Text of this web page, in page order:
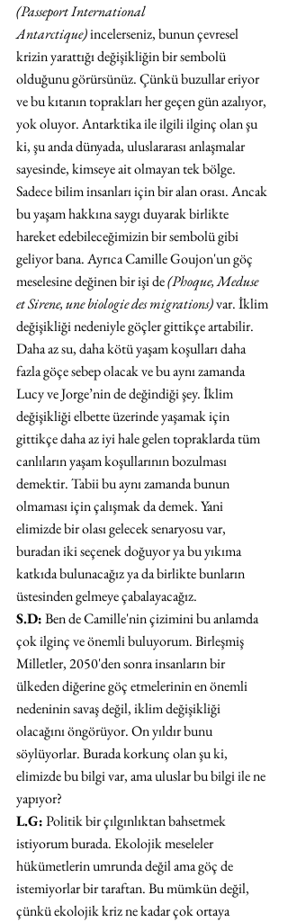
(Passeport International
Antarctique) incelerseniz, bunun çevresel
krizin yarattığı değişikliğin bir sembolü
olduğunu görürsünüz. Çünkü buzullar eriyor
ve bu kıtanın toprakları her geçen gün azalıyor,
yok oluyor. Antarktika ile ilgili ilginç olan şu
ki, şu anda dünyada, uluslararası anlaşmalar
sayesinde, kimseye ait olmayan tek bölge.
Sadece bilim insanları için bir alan orası. Ancak
bu yaşam hakkına saygı duyarak birlikte
hareket edebileceğimizin bir sembolü gibi
geliyor bana. Ayrıca Camille Goujon'un göç
meselesine değinen bir işi de (Phoque, Meduse
et Sirene, une biologie des migrations) var. İklim
değişikliği nedeniyle göçler gittikçe artabilir.
Daha az su, daha kötü yaşam koşulları daha
fazla göçe sebep olacak ve bu aynı zamanda
Lucy ve Jorge’nin de değindiği şey. İklim
değişikliği elbette üzerinde yaşamak için
gittikçe daha az iyi hale gelen topraklarda tüm
canlıların yaşam koşullarının bozulması
demektir. Tabii bu aynı zamanda bunun
olmaması için çalışmak da demek. Yani
elimizde bir olası gelecek senaryosu var,
buradan iki seçenek doğuyor ya bu yıkıma
katkıda bulunacağız ya da birlikte bunların
üstesinden gelmeye çabalayacağız.
S.D: Ben de Camille'nin çizimini bu anlamda
çok ilginç ve önemli buluyorum. Birleşmiş
Milletler, 2050'den sonra insanların bir
ülkeden diğerine göç etmelerinin en önemli
nedeninin savaş değil, iklim değişikliği
olacağını öngörüyor. On yıldır bunu
söylüyorlar. Burada korkunç olan şu ki,
elimizde bu bilgi var, ama uluslar bu bilgi ile ne
yapıyor?
L.G: Politik bir çılgınlıktan bahsetmek
istiyorum burada. Ekolojik meseleler
hükümetlerin umrunda değil ama göç de
istemiyorlar bir taraftan. Bu mümkün değil,
çünkü ekolojik kriz ne kadar çok ortaya